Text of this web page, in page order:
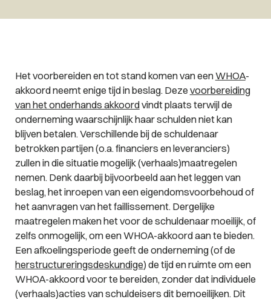
Het voorbereiden en tot stand komen van eenWHOA-
akkoord neemt enige tijd in beslag. Deze voorbereiding
van het onderhands akkoordvindt plaats terwijl de
onderneming waarschijnlijk haar schulden niet kan
blijven betalen. Verschillende bij de schuldenaar
betrokken partijen (o.a. financiers en leveranciers)
zullen in die situatie mogelijk (verhaals)maatregelen
nemen. Denk daarbij bijvoorbeeld aan het leggen van
beslag, het inroepen van een eigendomsvoorbehoud of
het aanvragen van het faillissement. Dergelijke
maatregelen maken het voor de schuldenaar moeilijk, of
zelfs onmogelijk, om een WHOA-akkoord aan te bieden.
Een afkoelingsperiode geeft de onderneming (of de
herstructureringsdeskundige) de tijd en ruimte om een
WHOA-akkoord voor te bereiden, zonder dat individuele
(verhaals)acties van schuldeisers dit bemoeilijken. Dit